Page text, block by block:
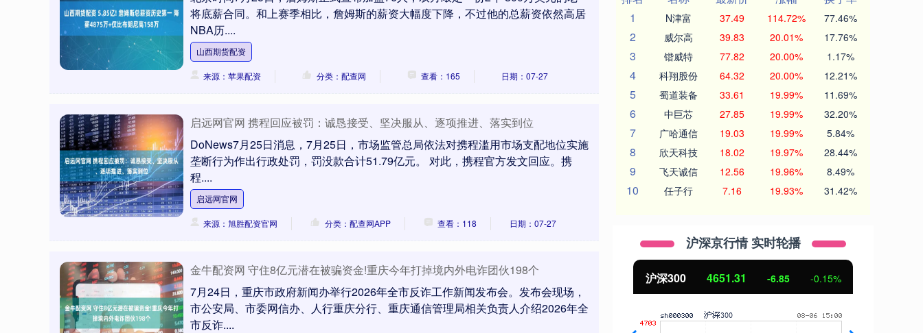
将底薪合同。和上赛季相比，詹姆斯的薪资大幅度下降，不过他的总薪资依然高居
NBA历....
山西期货配资
来源：苹果配资 分类：配查网 查看：165 日期：07-27
启远网官网 携程回应被罚：诚恳接受、坚决服从、逐项推进、落实到位
DoNews7月25日消息，7月25日，市场监管总局依法对携程滥用市场支配地位实施
垄断行为作出行政处罚，罚没款合计51.79亿元。 对此，携程官方发文回应。携
程....
启远网官网
来源：旭胜配资官网 分类：配查网APP 查看：118 日期：07-27
金牛配资网 守住8亿元潜在被骗资金!重庆今年打掉境内外电诈团伙198个
7月24日，重庆市政府新闻办举行2026年全市反诈工作新闻发布会。发布会现场，
市公安局、市委网信办、人行重庆分行、重庆通信管理局相关负责人介绍2026年全
市反诈....
1
N津富 37.49 114.72% 77.46%
2 威尔高 39.83 20.01% 17.76%
3 锴威特 77.82 20.00% 1.17%
4 科翔股份 64.32 20.00% 12.21%
5 蜀道装备 33.61 19.99% 11.69%
6 中巨芯 27.85 19.99% 32.20%
7 广哈通信 19.03 19.99% 5.84%
8 欣天科技 18.02 19.97% 28.44%
9 飞天诚信 12.56 19.96% 8.49%
10 任子行 7.16 19.93% 31.42%
沪深京行情 实时轮播
深证成指 14110.12 -34.08 -0.24% 沪深300 4651.31 -6.85 北证50 1122.88 3.42 0.30%